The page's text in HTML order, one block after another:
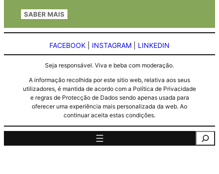
SABER MAIS
FACEBOOK INSTAGRAM LINKEDIN
Seja responsável. Viva e beba com moderação.
A informação recolhida por este sitio web, relativa aos seus
utilizadores, é mantida de acordo com a Política de Privacidade
e regras de Protecção de Dados sendo apenas usada para
oferecer uma experiência mais personalizada da web. Ao
continuar aceita estas condições.